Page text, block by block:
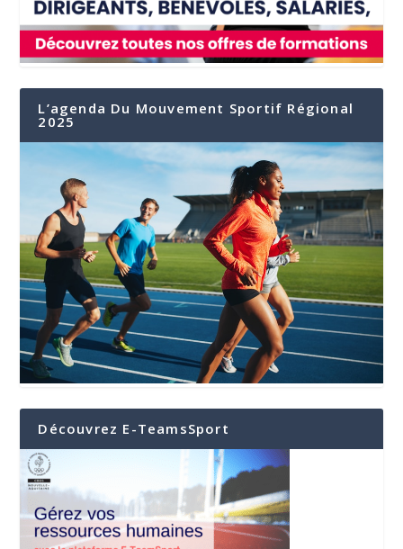
L’agenda Du Mouvement Sportif Régional
2025
Découvrez E-TeamsSport